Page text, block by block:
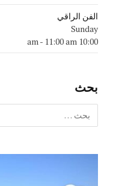
الفن الراقي
Sunday
10:00 am
- 11:00 am
بحث